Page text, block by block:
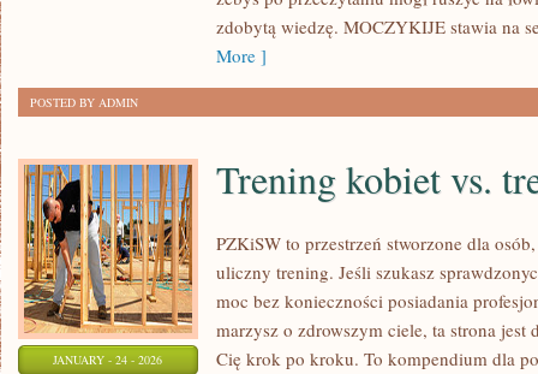
zdobytą wiedzę. MOCZYKIJE stawia na
More ]
POSTED BY ADMIN
JANUARY - 24 - 2026
Trening kobiet vs.
PZKiSW to przestrzeń stworzone dla
uliczny trening. Jeśli szukasz
moc bez konieczności posiadania
marzysz o zdrowszym ciele, ta strona jest
Cię krok po kroku. To kompendium dla